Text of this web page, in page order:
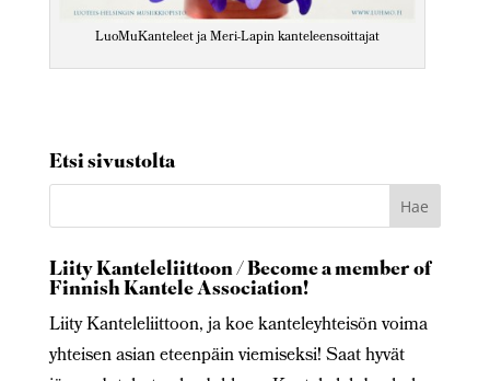
LuoMuKanteleet ja Meri-Lapin kanteleensoittajat
Etsi sivustolta
Liity Kanteleliittoon / Become a member of
Finnish Kantele Association!
Liity Kanteleliittoon, ja koe kanteleyhteisön voima
yhteisen asian eteenpäin viemiseksi! Saat hyvät